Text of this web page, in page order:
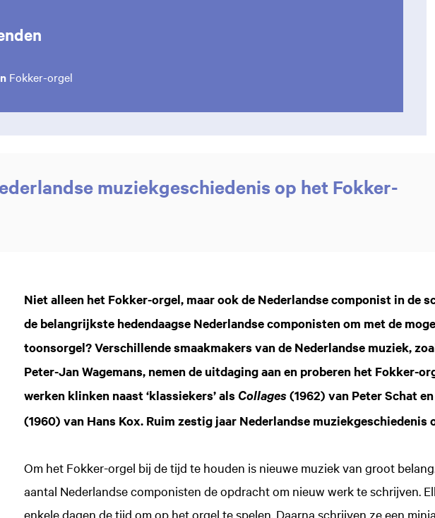
Fokker-orgel
muziekgeschiedenis op het Fokker-
Niet alleen het Fokker-orgel, maar ook de Nederlandse componist in de
de belangrijkste hedendaagse Nederlandse componisten om met de
toonsorgel? Verschillende smaakmakers van de Nederlandse muziek,
Peter-Jan Wagemans, nemen de uitdaging aan en proberen het Fokker-
werken klinken naast ‘klassiekers’ als Collages(1962) van Peter Schat en
(1960) van Hans Kox. Ruim zestig jaar Nederlandse muziekgeschiedenis
Om het Fokker-orgel bij de tijd te houden is nieuwe muziek van groot
aantal Nederlandse componisten de opdracht om nieuw werk te schrijven.
enkele dagen de tijd om op het orgel te spelen. Daarna schrijven ze een
Inzoomen